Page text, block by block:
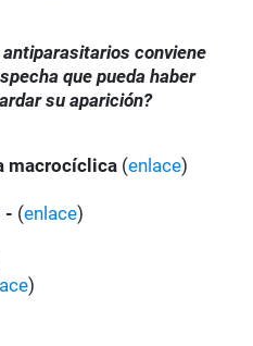
conviene
que pueda haber
su aparición?
macrocíclica (enlace)
- (enlace)
)